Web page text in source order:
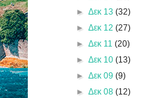
► Δεκ 13 (32)
► Δεκ 12 (27)
► Δεκ 11 (20)
► Δεκ 10 (13)
► Δεκ 09 (9)
► Δεκ 08 (12)